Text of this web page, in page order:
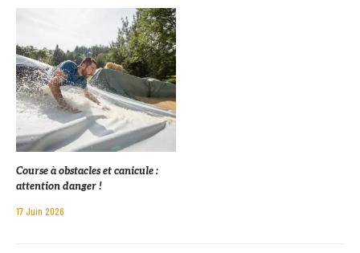
Course à obstacles et canicule :
attention danger !
17 Juin 2026